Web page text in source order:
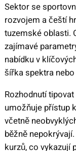
Sektor se
rozvojem a čeští
tuzemské oblasti.
zajímavé
nabídku v
šířka spektra
Rozhodnutí
umožňuje přístup
včetně
běžně
kurzů, co vykazují